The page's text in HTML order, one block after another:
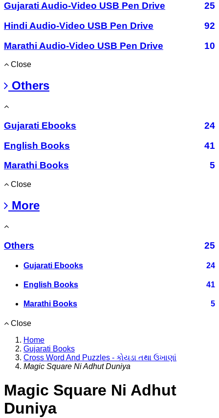
Gujarati Audio-Video USB Pen Drive
25
Hindi Audio-Video USB Pen Drive
92
Marathi Audio-Video USB Pen Drive
10
Close
Others
Gujarati Ebooks
24
English Books
41
Marathi Books
5
Close
More
Others 25
Gujarati Ebooks 24
English Books 41
Marathi Books 5
Close
Home
Gujarati Books
Cross Word And Puzzles - કોયડા તથા ઉખાણાં
Magic Square Ni Adhut Duniya
Magic Square Ni Adhut
Duniya